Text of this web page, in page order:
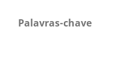
Palavras-chave